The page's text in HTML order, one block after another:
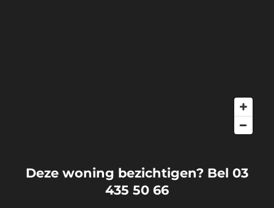
Deze woning bezichtigen? Bel 03
435 50 66